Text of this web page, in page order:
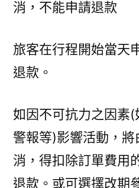
消，不能申請退款
旅客在行程開始當天
退款。
如因不可抗力之因素
警報等)影響活動，
消，得扣除訂單費用
退款。或可選擇改期